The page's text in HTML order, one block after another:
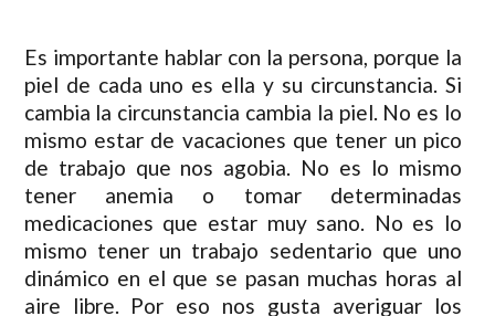
Es importante hablar con la persona, porque la
piel de cada uno es ella y su circunstancia. Si
cambia la circunstancia cambia la piel. No es lo
mismo estar de vacaciones que tener un pico
de trabajo que nos agobia. No es lo mismo
tener anemia o tomar determinadas
medicaciones que estar muy sano. No es lo
mismo tener un trabajo sedentario que uno
dinámico en el que se pasan muchas horas al
aire libre. Por eso nos gusta averiguar los